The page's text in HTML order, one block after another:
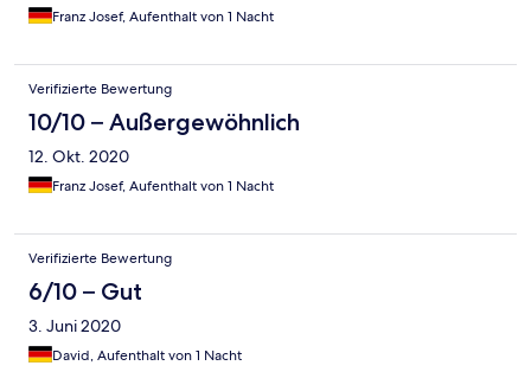
Franz Josef, Aufenthalt von 1 Nacht
Verifizierte Bewertung
10/10 – Außergewöhnlich
12. Okt. 2020
Franz Josef, Aufenthalt von 1 Nacht
Verifizierte Bewertung
6/10 – Gut
3. Juni 2020
David, Aufenthalt von 1 Nacht